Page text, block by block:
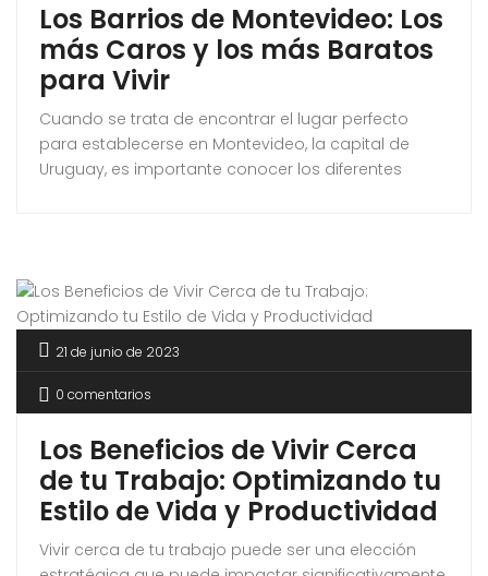
Los Barrios de Montevideo: Los
más Caros y los más Baratos
para Vivir
Cuando se trata de encontrar el lugar perfecto
para establecerse en Montevideo, la capital de
Uruguay, es importante conocer los diferentes
21 de junio de 2023
0 comentarios
Los Beneficios de Vivir Cerca
de tu Trabajo: Optimizando tu
Estilo de Vida y Productividad
Vivir cerca de tu trabajo puede ser una elección